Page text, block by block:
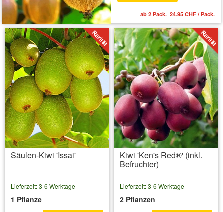
ab 2 Pack. 24.95 CHF / Pack.
Säulen-Kiwi 'Issai'
Lieferzeit: 3-6 Werktage
1 Pflanze
Kiwi 'Ken's Red®' (inkl.
Befruchter)
Lieferzeit: 3-6 Werktage
2 Pflanzen